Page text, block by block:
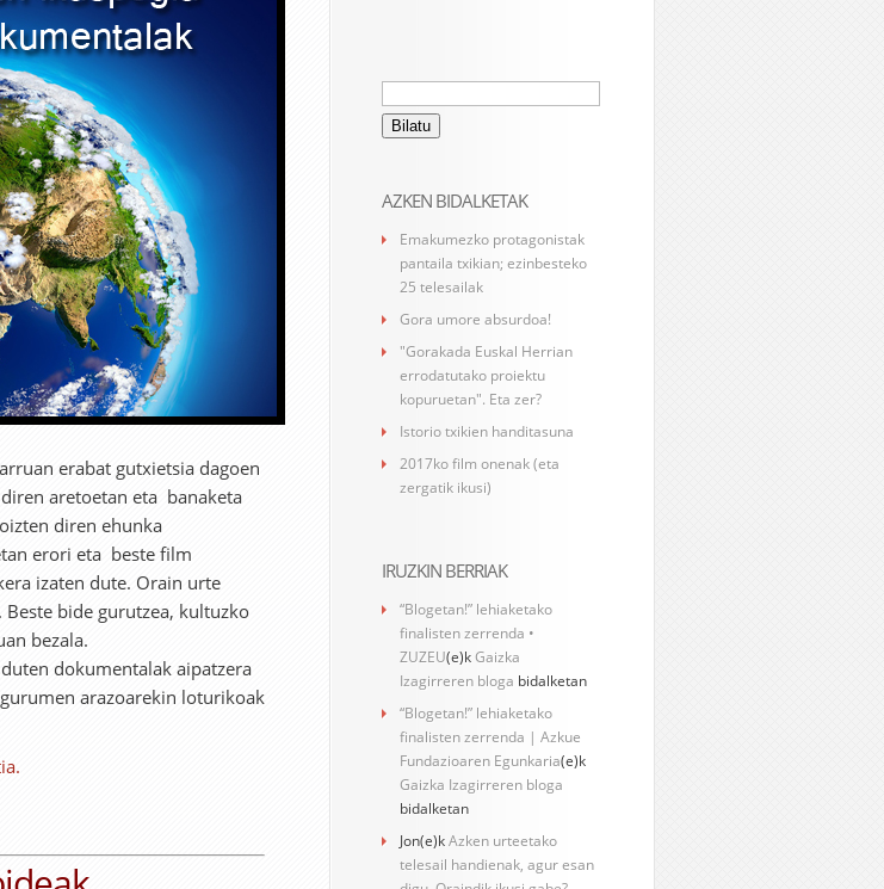
erabat gutxietsia dagoen
aretoetan eta banaketa
diren ehunka
erori eta beste film
izaten dute. Orain urte
bide gurutzea, kultuzko
bezala.
dokumentalak aipatzera
arazoarekin loturikoak
Bilatu:
AZKEN BIDALKETAK
Emakumezko protagonistak
pantaila txikian; ezinbesteko
25 telesailak
Gora umore absurdoa!
"Gorakada Euskal Herrian
errodatutako proiektu
kopuruetan". Eta zer?
Istorio txikien handitasuna
2017ko film onenak (eta
zergatik ikusi)
IRUZKIN BERRIAK
“Blogetan!” lehiaketako
finalisten zerrenda •
ZUZEU(e)kGaizka
Izagirreren bloga bidalketan
“Blogetan!” lehiaketako
finalisten zerrenda | Azkue
Fundazioaren Egunkaria(e)k
Gaizka Izagirreren bloga
bidalketan
Jon(e)kAzken urteetako
telesail handienak, agur esan